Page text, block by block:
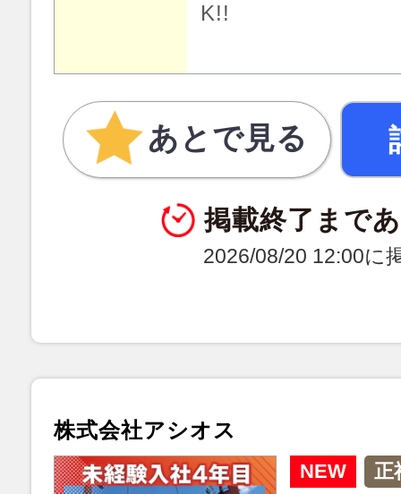
K!!
あとで見る
掲載終了まで
2026/08/20 12:00に
株式会社アシオス
NEW 正